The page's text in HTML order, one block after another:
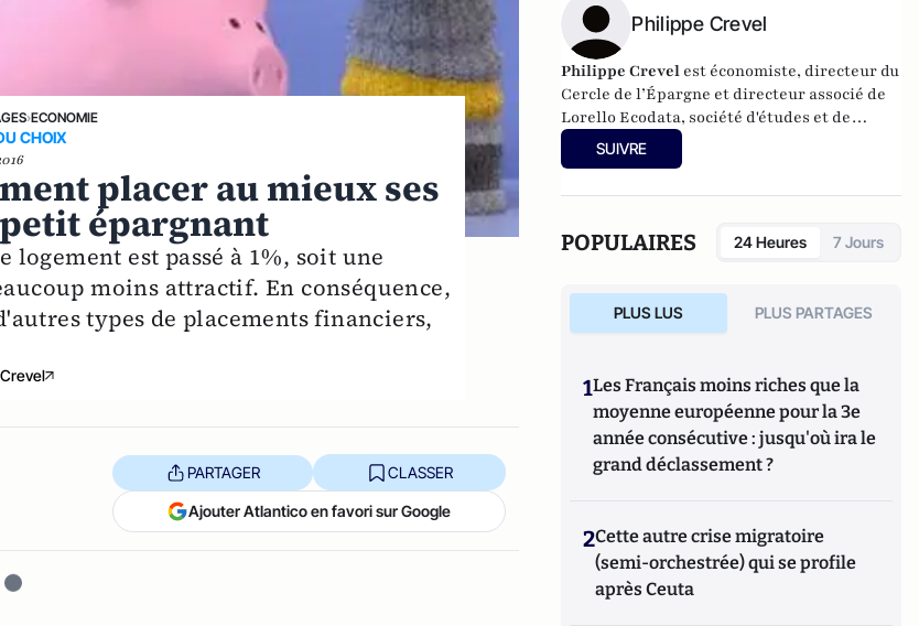
›ECONOMIE
CHOIX
placer au mieux ses
épargnant
est passé à 1%, soit une
moins attractif. En conséquence,
types de placements financiers,
PARTAGER CLASSER
Ajouter Atlantico en favori sur Google
Philippe Crevel
Philippe Crevel est économiste, directeur du
Cercle de l’Épargne et directeur associé de
Lorello Ecodata, société d'études et de
conseils en stratégies économiques.
SUIVRE
POPULAIRES 24 Heures 7 Jours
PLUS LUS PLUS PARTAGES
1Les Français moins riches que la
moyenne européenne pour la 3e
année consécutive : jusqu'où ira le
grand déclassement ?
2Cette autre crise migratoire
(semi-orchestrée) qui se profile
après Ceuta